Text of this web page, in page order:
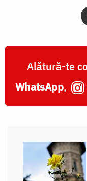
Alătură-te
WhatsApp,